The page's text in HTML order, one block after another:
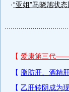
·“亚姐”马晓旭状